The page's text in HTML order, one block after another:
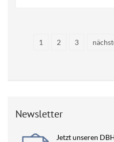
Seiten
1 2 3
Newsletter
Jetzt unseren